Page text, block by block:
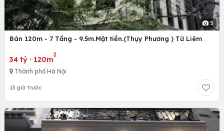
5
Bán 120m - 7 Tầng - 9.5m.Mặt tiền.(Thụy Phương ) Từ Liêm
34 tỷ · 120m
2
Thành phố Hà Nội
13 giờ trước